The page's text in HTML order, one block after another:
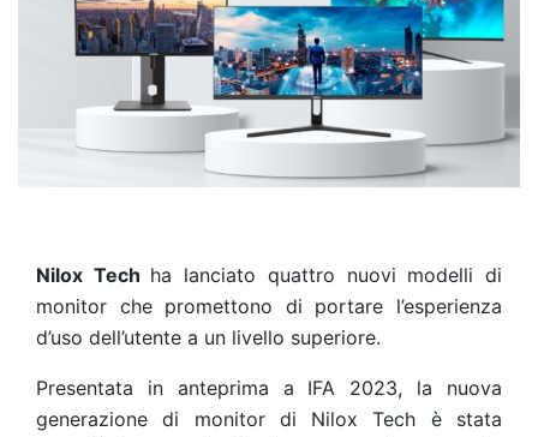
Nilox Tech ha lanciato quattro nuovi modelli di
monitor che promettono di portare l’esperienza
d’uso dell’utente a un livello superiore.
Presentata in anteprima a IFA 2023, la nuova
generazione di monitor di Nilox Tech è stata